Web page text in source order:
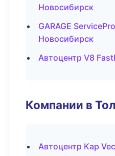
Новосибирск
GARAGE
Новосибирск
Автоцентр V8
Компании в
Автоцентр Кар